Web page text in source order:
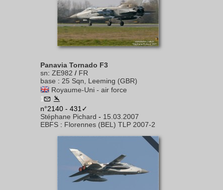
Panavia Tornado F3
sn: ZE982 / FR
base : 25 Sqn, Leeming (GBR)
Royaume-Uni - air force
1
n°2140 - 431✓
Stéphane Pichard - 15.03.2007
EBFS : Florennes (BEL) TLP 2007-2